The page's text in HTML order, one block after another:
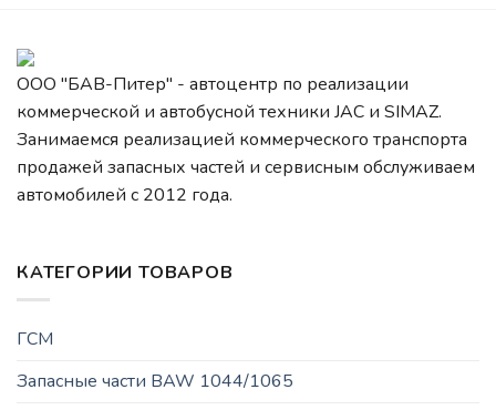
ООО "БАВ-Питер" - автоцентр по реализации
коммерческой и автобусной техники JAC и SIMAZ.
Занимаемся реализацией коммерческого транспорта
продажей запасных частей и сервисным обслуживаем
автомобилей c 2012 года.
КАТЕГОРИИ ТОВАРОВ
ГСМ
Запасные части BAW 1044/1065